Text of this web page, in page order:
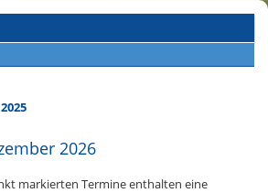
2026
markierten Termine enthalten eine